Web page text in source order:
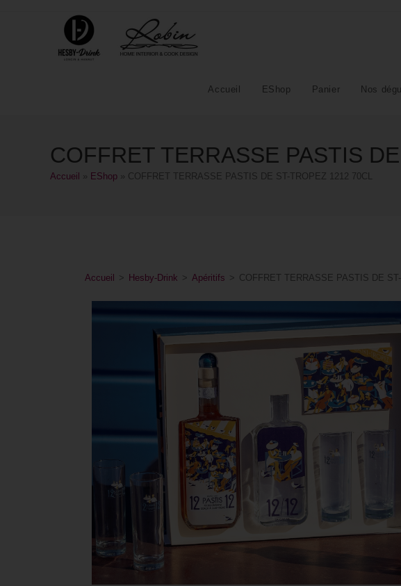
Accueil EShop Panier Nos
COFFRET TERRASSE PASTIS
Accueil EShop COFFRET TERRASSE PASTIS DE ST-TROPEZ 1212 70CL
Accueil > Hesby-Drink > Apéritifs > COFFRET TERRASSE PASTIS DE